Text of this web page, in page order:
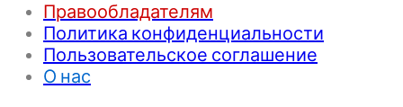
Правообладателям
Политика конфиденциальности
Пользовательское соглашение
О нас